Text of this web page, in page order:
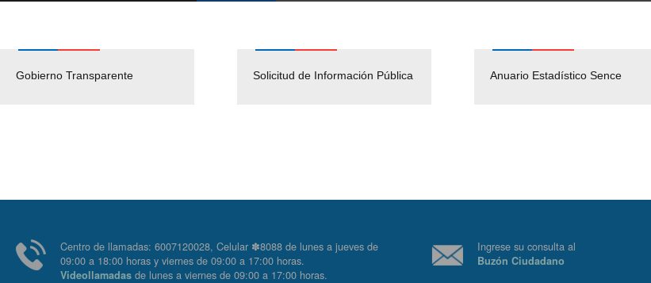
Gobierno Transparente Solicitud de Información Pública Anuario Estadístico Sence
Pago Proveedores
Empleos Públicos
Solicitud Audiencias y
Centro de llamadas: 6007120028, Celular ✽8088 de lunes a jueves de
09:00 a 18:00 horas y viernes de 09:00 a 17:00 horas.
Videollamadas de lunes a viernes de 09:00 a 17:00 horas.
Ingrese su consulta al
Buzón Ciudadano